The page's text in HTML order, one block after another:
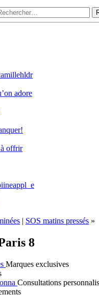
adore
à offrir
| SOS matins pressés »
8
Marques exclusives
Consultations